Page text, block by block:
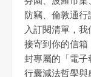
防竊、倫敦通
入訂閱清單，
接寄到你的信
封專屬的「電子
行囊減法哲學